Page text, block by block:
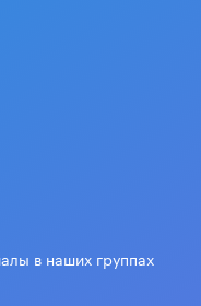
в наших группах